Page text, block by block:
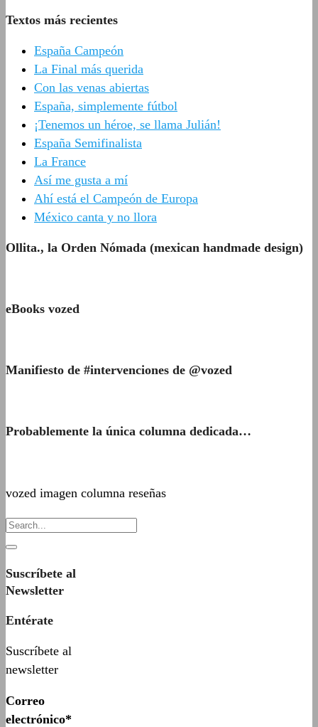
Textos más recientes
España Campeón
La Final más querida
Con las venas abiertas
España, simplemente fútbol
¡Tenemos un héroe, se llama Julián!
España Semifinalista
La France
Así me gusta a mí
Ahí está el Campeón de Europa
México canta y no llora
Ollita., la Orden Nómada (mexican handmade design)
eBooks vozed
Manifiesto de #intervenciones de @vozed
Probablemente la única columna dedicada…
vozed imagen columna reseñas
Suscríbete al
Newsletter
Entérate
Suscríbete al
newsletter
Correo
electrónico*